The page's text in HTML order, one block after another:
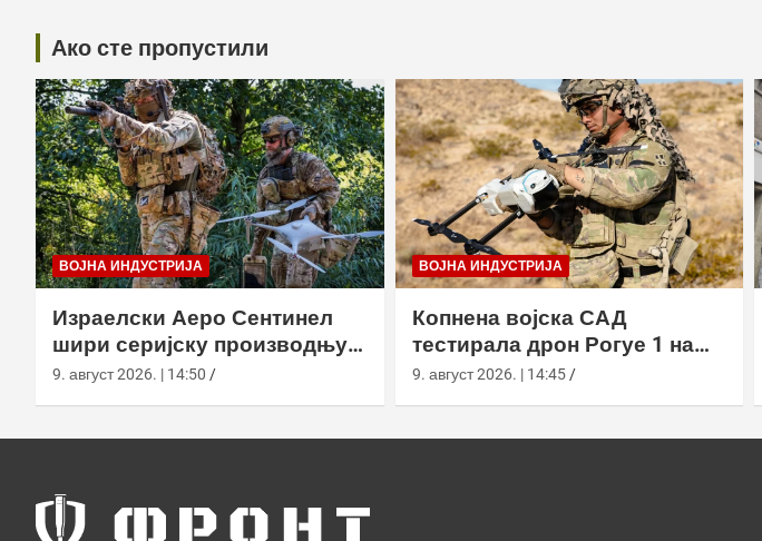
Ако сте пропустили
ВОЈНА ИНДУСТРИЈА
Израелски Аеро Сентинел
шири серијску производњу
тактичких дронова и улази
9. август 2026. | 14:50
ВОЈНА ИНДУСТРИЈА
Копнена војска САД
тестирала дрон Рогуе 1 на
великој вежби у
9. август 2026. | 14:45